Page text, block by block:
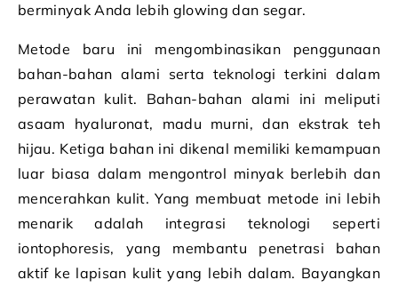
berminyak Anda lebih glowing dan segar.
Metode baru ini mengombinasikan penggunaan
bahan-bahan alami serta teknologi terkini dalam
perawatan kulit. Bahan-bahan alami ini meliputi
asaam hyaluronat, madu murni, dan ekstrak teh
hijau. Ketiga bahan ini dikenal memiliki kemampuan
luar biasa dalam mengontrol minyak berlebih dan
mencerahkan kulit. Yang membuat metode ini lebih
menarik adalah integrasi teknologi seperti
iontophoresis, yang membantu penetrasi bahan
aktif ke lapisan kulit yang lebih dalam. Bayangkan